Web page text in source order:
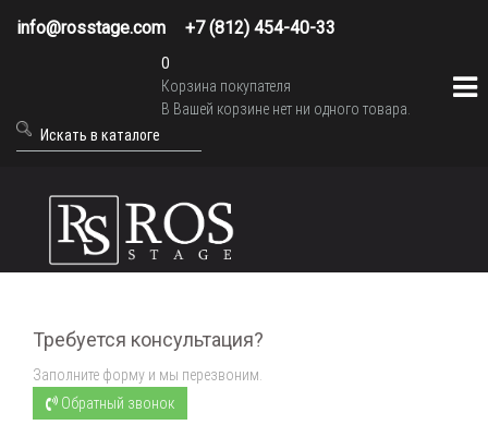
info@rosstage.com +7 (812) 454-40-33
0
Корзина покупателя
В Вашей корзине нет ни одного товара.
Требуется консультация?
Заполните форму и мы перезвоним.
Обратный звонок